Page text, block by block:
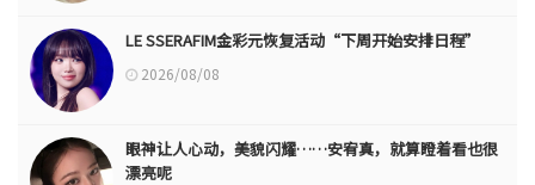
LE SSERAFIM金彩元恢复活动“下周开始安排日程”
2026/08/08
眼神让人心动，美貌闪耀……安宥真，就算瞪着看也很
漂亮呢